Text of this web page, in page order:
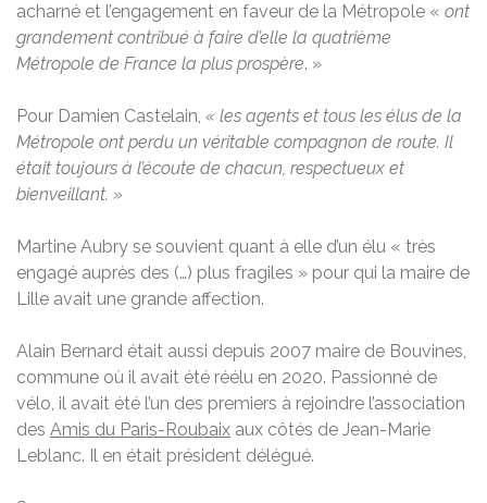
acharné et l’engagement en faveur de la Métropole « ont
grandement contribué à faire d’elle la quatrième
Métropole de France la plus prospère. »
Pour Damien Castelain, « les agents et tous les élus de la
Métropole ont perdu un véritable compagnon de route. Il
était toujours à l’écoute de chacun, respectueux et
bienveillant. »
Martine Aubry se souvient quant à elle d’un élu « très
engagé auprès des (…) plus fragiles » pour qui la maire de
Lille avait une grande affection.
Alain Bernard était aussi depuis 2007 maire de Bouvines,
commune où il avait été réélu en 2020. Passionné de
vélo, il avait été l’un des premiers à rejoindre l’association
des Amis du Paris-Roubaix aux côtés de Jean-Marie
Leblanc. Il en était président délégué.